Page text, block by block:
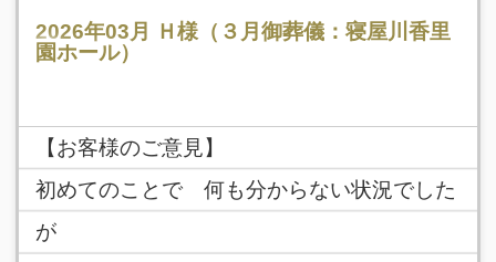
2026年03月
Ｈ様（３月御葬儀：寝屋川香里
園ホール）
【お客様のご意見】
初めてのことで 何も分からない状況でした
が